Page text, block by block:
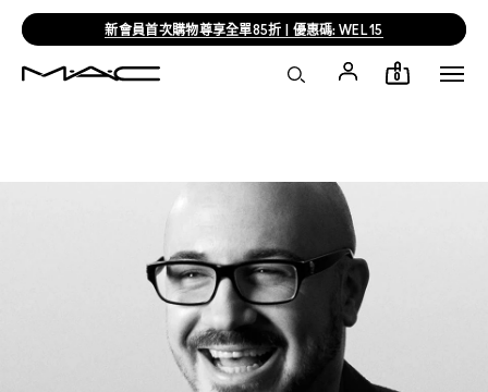
新會員首次購物尊享全單85折 | 優惠碼: WEL15
0